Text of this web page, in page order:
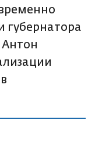
губернатора
Антон